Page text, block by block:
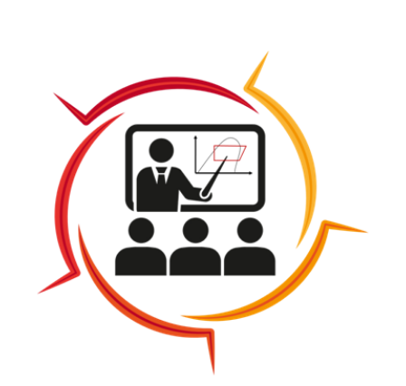
fonctionnement et le développement